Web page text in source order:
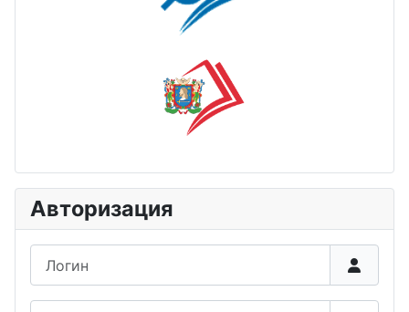
Авторизация